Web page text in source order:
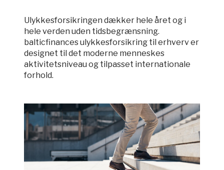
Ulykkesforsikringen dækker hele året og i
hele verden uden tidsbegrænsning.
balticfinances ulykkesforsikring til erhverv er
designet til det moderne menneskes
aktivitetsniveau og tilpasset internationale
forhold.